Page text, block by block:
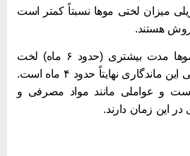
میزان لختی موها نسبتاً کمتر است
هستند.
در کراتینه صافی ژاپنی، موها مدت بیشتری (حدود ۶ ماه) لخت
می‌مانند اما در روش برزیلی این ماندگاری نهایتاً حدود ۴ ماه است.
و عواملی مانند مواد مصرفی و
این زمان دارند.